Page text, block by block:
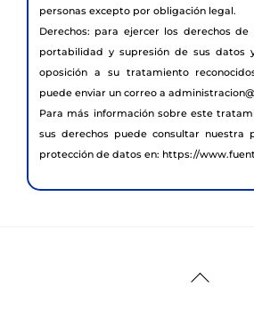
personas excepto por obligación legal.
Derechos: para ejercer los derechos de
portabilidad y supresión de sus datos
oposición a su tratamiento
puede enviar un correo a
Para más información sobre este
sus derechos puede consultar nuestra
protección de datos en: https://
Back